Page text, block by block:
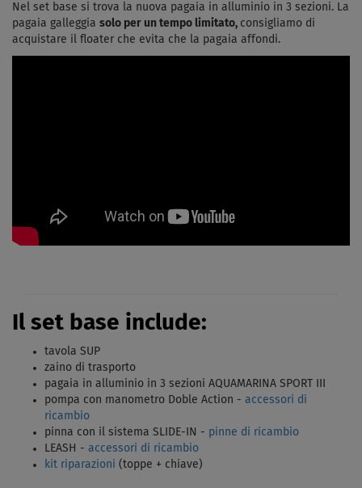
Nel set base si trova la nuova pagaia in alluminio in 3 sezioni. La
pagaia galleggia solo per un tempo limitato, consigliamo di
acquistare il floater che evita che la pagaia affondi.
Il set base include:
tavola SUP
zaino di trasporto
pagaia in alluminio in 3 sezioni AQUAMARINA SPORT III
pompa con manometro Doble Action - accessori di
ricambio
pinna con il sistema SLIDE-IN - pinne di ricambio
LEASH - accessori di ricambio
kit riparazioni (toppe + chiave)